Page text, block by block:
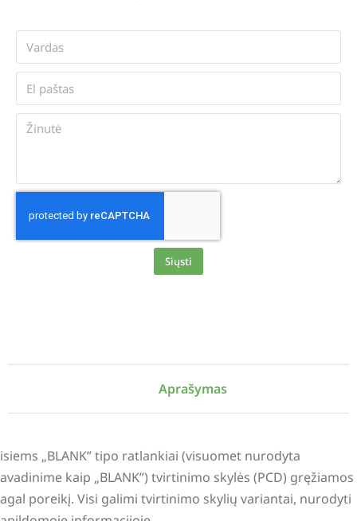
Siųsti
Aprašymas
„BLANK” tipo ratlankiai (visuomet nurodyta
kaip „BLANK”) tvirtinimo skylės (PCD) gręžiamos
poreikį. Visi galimi tvirtinimo skylių variantai, nurodyti